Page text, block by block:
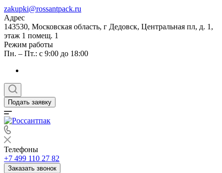
zakupki@rossantpack.ru
Адрес
143530, Московская область, г Дедовск, Центральная пл, д. 1,
этаж 1 помещ. 1
Режим работы
Пн. – Пт.: с 9:00 до 18:00
Подать заявку
Телефоны
+7 499 110 27 82
Заказать звонок